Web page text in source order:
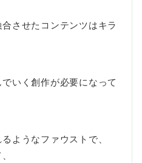
させたコンテンツはキラ
いく創作が必要になって
ようなファウストで、